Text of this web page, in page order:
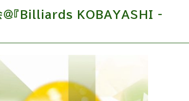
会＠『Billiards KOBAYASHI -